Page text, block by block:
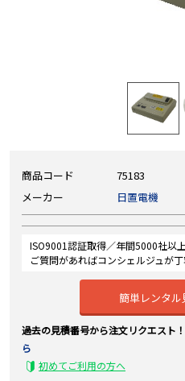
商品コード
75183
メーカー
日置電機
ISO9001認証取得／年間5000社以
ご質問があればコンシェルジュが
簡単レンタル
過去の見積番号から注文リクエスト
ら
初めてご利用の方へ